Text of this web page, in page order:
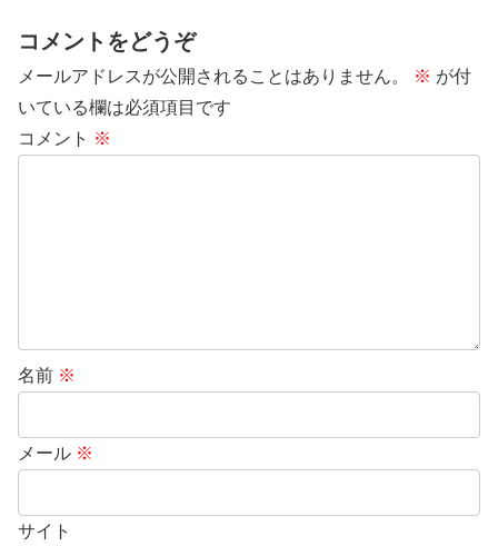
コメントをどうぞ
メールアドレスが公開されることはありません。 ※ が付
いている欄は必須項目です
コメント ※
名前 ※
メール ※
サイト